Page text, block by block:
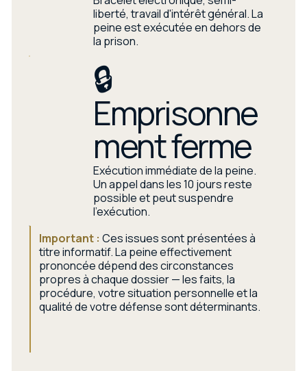
liberté, travail d'intérêt général. La
peine est exécutée en dehors de
la prison.
🔒
Emprisonne
ment ferme
Exécution immédiate de la peine.
Un appel dans les 10 jours reste
possible et peut suspendre
l'exécution.
Important : Ces issues sont présentées à
titre informatif. La peine effectivement
prononcée dépend des circonstances
propres à chaque dossier — les faits, la
procédure, votre situation personnelle et la
qualité de votre défense sont déterminants.